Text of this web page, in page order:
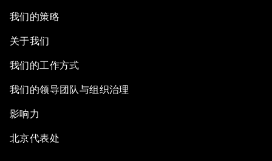
我们的策略
关于我们
我们的工作方式
我们的领导团队与组织治理
影响力
北京代表处